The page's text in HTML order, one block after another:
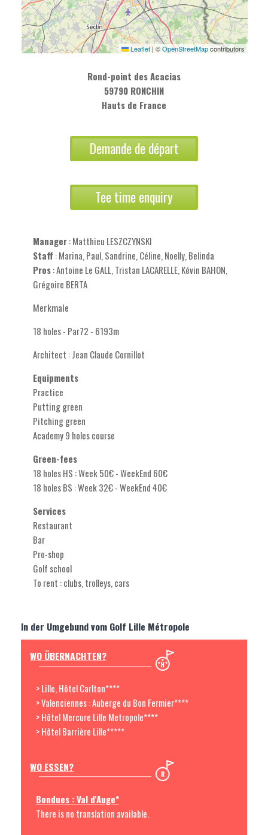
Leaflet|©OpenStreetMapcontributors
Rond-point des Acacias
59790 RONCHIN
Hauts de France
Demande de départ
Tee time enquiry
Manager: Matthieu LESZCZYNSKI
Staff : Marina, Paul, Sandrine, Céline, Noelly, Belinda
Pros: Antoine Le GALL, Tristan LACARELLE, Kévin BAHON,
Grégoire BERTA
Merkmale
18 holes - Par72 - 6193m
Architect : Jean Claude Cornillot
Equipments
Practice
Putting green
Pitching green
Academy 9 holes course
Green-fees
18 holes HS : Week 50€ - WeekEnd 60€
18 holes BS : Week 32€ - WeekEnd 40€
Services
Restaurant
Bar
Pro-shop
Golf school
To rent : clubs, trolleys, cars
In der Umgebund vom Golf Lille Métropole
WO ÜBERNACHTEN?
> Lille, Hôtel Carlton****
> Valenciennes : Auberge du Bon Fermier****
> Hôtel Mercure Lille Metropole****
> Hôtel Barrière Lille*****
WO ESSEN?
Bondues : Val d'Auge*
There is no translation available.